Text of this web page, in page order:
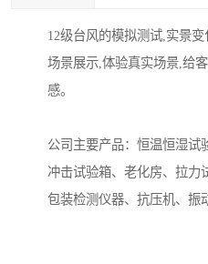
12级台风的模拟测试,实景
场景展示,体验真实场景,给
感。
公司主要产品：恒温恒湿试
冲击试验箱、老化房、拉力
包装检测仪器、抗压机、振